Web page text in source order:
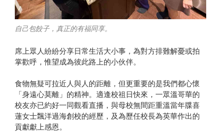
自己包餃子，真正的有福同享。
席上眾人紛紛分享日常生活大小事，為對方排難解憂或拍
掌歡呼，惟望成為彼此路上的小伙伴。
食物無疑可拉近人與人的距離，但更重要的是我們都心懷
「身遠心莫離」的精神。適逢校祖日快來，一眾溫哥華的
校友亦已約好一同觀看直播，與母校無間距重溫當年牒喜
蓮女士飄洋過海創校的經歷，及為歷任校長為英華作出的
貢獻獻上感恩。